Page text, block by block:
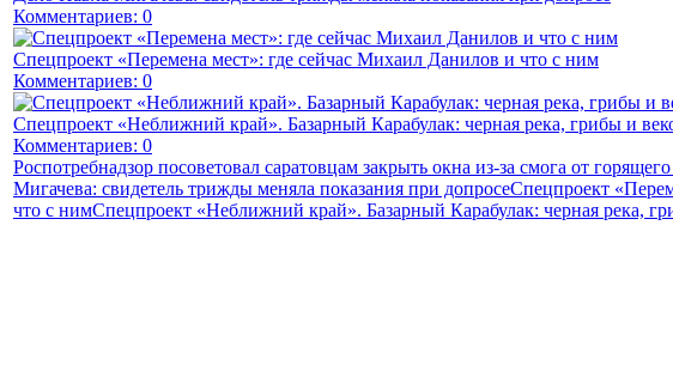
Комментариев: 0
Спецпроект «Перемена мест»: где сейчас Михаил Данилов и что с ним
Комментариев: 0
Спецпроект «Неближний край». Базарный Карабулак: черная река, грибы и
Комментариев: 0
Роспотребнадзор посоветовал саратовцам закрыть окна из-за смога от
Мигачева: свидетель трижды меняла показания при допросеСпецпроект
что с нимСпецпроект «Неближний край». Базарный Карабулак: черная река,